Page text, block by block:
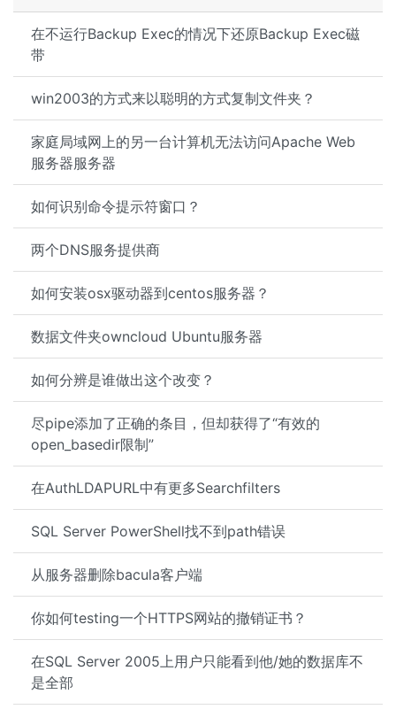
在不运行Backup Exec的情况下还原Backup Exec磁
带
win2003的方式来以聪明的方式复制文件夹？
家庭局域网上的另一台计算机无法访问Apache Web
服务器服务器
如何识别命令提示符窗口？
两个DNS服务提供商
如何安装osx驱动器到centos服务器？
数据文件夹owncloud Ubuntu服务器
如何分辨是谁做出这个改变？
尽pipe添加了正确的条目，但却获得了“有效的
open_basedir限制”
在AuthLDAPURL中有更多Searchfilters
SQL Server PowerShell找不到path错误
从服务器删除bacula客户端
你如何testing一个HTTPS网站的撤销证书？
在SQL Server 2005上用户只能看到他/她的数据库不
是全部